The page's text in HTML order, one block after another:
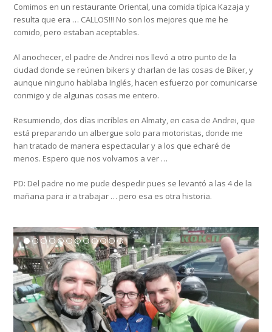
Comimos en un restaurante Oriental, una comida típica Kazaja y
resulta que era … CALLOS!!! No son los mejores que me he
comido, pero estaban aceptables.
Al anochecer, el padre de Andrei nos llevó a otro punto de la
ciudad donde se reúnen bikers y charlan de las cosas de Biker, y
aunque ninguno hablaba Inglés, hacen esfuerzo por comunicarse
conmigo y de algunas cosas me entero.
Resumiendo, dos días incríbles en Almaty, en casa de Andrei, que
está preparando un albergue solo para motoristas, donde me
han tratado de manera espectacular y a los que echaré de
menos. Espero que nos volvamos a ver …
PD: Del padre no me pude despedir pues se levantó a las 4 de la
mañana para ir a trabajar … pero esa es otra historia.